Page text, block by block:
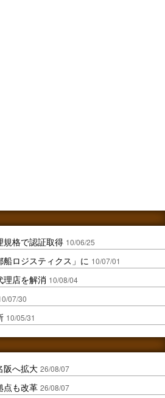
規格で認証取得 10/06/25
ロジスティクス」に 10/07/01
理店を解消 10/08/04
07/30
10/05/31
阪へ拡大 26/08/07
点も改革 26/08/07